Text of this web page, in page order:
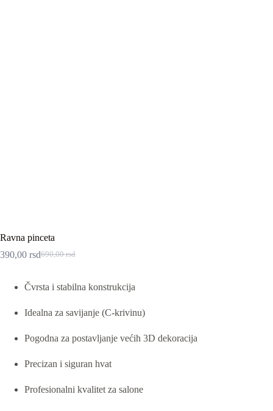
Ravna pinceta
690,00rsd
Originalna
bila:
390,00 rsdTrenutna
390,00 rsd.
Čvrsta i stabilna konstrukcija
Idealna za savijanje (C-krivinu)
Pogodna za postavljanje većih 3D dekoracija
Precizan i siguran hvat
Profesionalni kvalitet za salone